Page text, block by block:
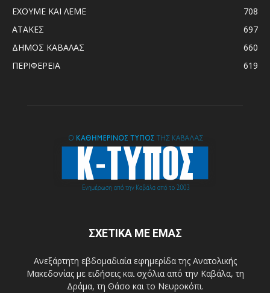
ΕΧΟΥΜΕ ΚΑΙ ΛΕΜΕ
708
ΑΤΑΚΕΣ
697
ΔΗΜΟΣ ΚΑΒΑΛΑΣ
660
ΠΕΡΙΦΕΡΕΙΑ
619
ΣΧΕΤΙΚΑ ΜΕ ΕΜΑΣ
Ανεξάρτητη εβδομαδιαία εφημερίδα της Ανατολικής
Μακεδονίας με ειδήσεις και σχόλια από την Καβάλα, τη
Δράμα, τη Θάσο και το Νευροκόπι.